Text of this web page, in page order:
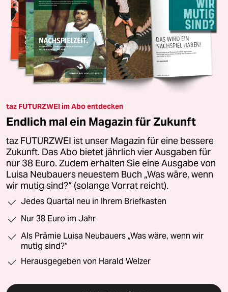
taz FUTURZWEI im Abo entdecken
Endlich mal ein Magazin für Zukunft
taz FUTURZWEI ist unser Magazin für eine bessere
Zukunft. Das Abo bietet jährlich vier Ausgaben für
nur 38 Euro. Zudem erhalten Sie eine Ausgabe von
Luisa Neubauers neuestem Buch „Was wäre, wenn
wir mutig sind?“ (solange Vorrat reicht).
Jedes Quartal neu in Ihrem Briefkasten
Nur 38 Euro im Jahr
Als Prämie Luisa Neubauers „Was wäre, wenn wir
mutig sind?“
Herausgegeben von Harald Welzer